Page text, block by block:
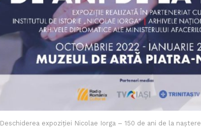
Deschiderea expoziției Nicolae Iorga – 150 de ani de la naștere